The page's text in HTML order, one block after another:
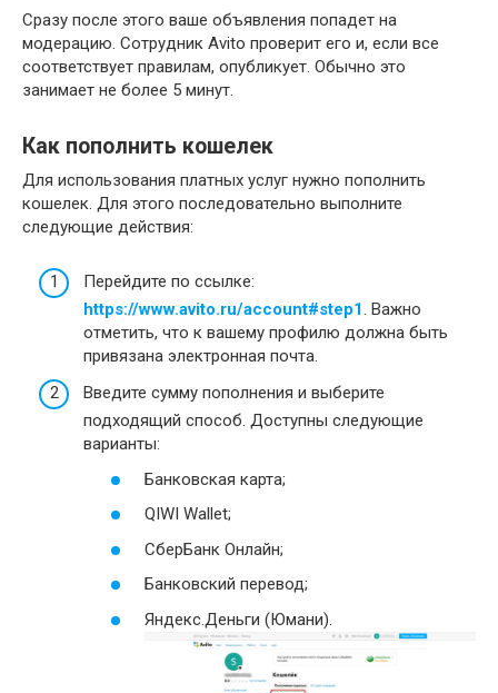
Сразу после этого ваше объявления попадет на
модерацию. Сотрудник Avito проверит его и, если все
соответствует правилам, опубликует. Обычно это
занимает не более 5 минут.
Как пополнить кошелек
Для использования платных услуг нужно пополнить
кошелек. Для этого последовательно выполните
следующие действия:
Перейдите по ссылке:
https://www.avito.ru/account#step1. Важно
отметить, что к вашему профилю должна быть
привязана электронная почта.
Введите сумму пополнения и выберите
подходящий способ. Доступны следующие
варианты:
Банковская карта;
QIWI Wallet;
СберБанк Онлайн;
Банковский перевод;
Яндекс.Деньги (Юмани).